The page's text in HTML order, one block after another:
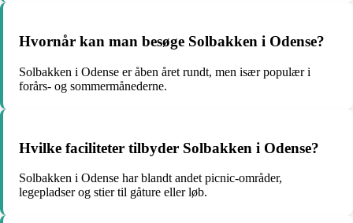
Hvornår kan man besøge Solbakken i Odense?
Solbakken i Odense er åben året rundt, men især populær i
forårs- og sommermånederne.
Hvilke faciliteter tilbyder Solbakken i Odense?
Solbakken i Odense har blandt andet picnic-områder,
legepladser og stier til gåture eller løb.